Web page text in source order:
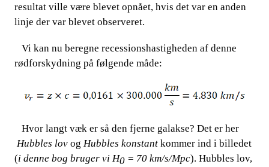
resultat ville være blevet opnået, hvis det var en anden
linje der var blevet observeret.
Vi kan nu beregne recessionshastigheden af denne
rødforskydning på følgende måde:
​​ ​​​​ Hvor langt væk er så den fjerne galakse? Det er her​​
Hubbles lov ​​ og​​ Hubbles konstant ​​ kommer ind i billedet
(i denne bog bruger vi H0 ​​ = 70 km/s/Mpc). Hubbles lov,